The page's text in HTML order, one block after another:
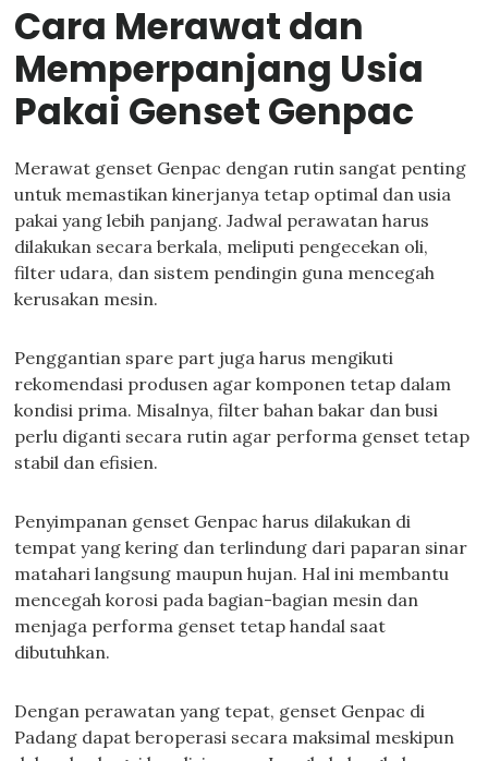
Cara Merawat dan
Memperpanjang Usia
Pakai Genset Genpac
Merawat genset Genpac dengan rutin sangat penting
untuk memastikan kinerjanya tetap optimal dan usia
pakai yang lebih panjang. Jadwal perawatan harus
dilakukan secara berkala, meliputi pengecekan oli,
filter udara, dan sistem pendingin guna mencegah
kerusakan mesin.
Penggantian spare part juga harus mengikuti
rekomendasi produsen agar komponen tetap dalam
kondisi prima. Misalnya, filter bahan bakar dan busi
perlu diganti secara rutin agar performa genset tetap
stabil dan efisien.
Penyimpanan genset Genpac harus dilakukan di
tempat yang kering dan terlindung dari paparan sinar
matahari langsung maupun hujan. Hal ini membantu
mencegah korosi pada bagian-bagian mesin dan
menjaga performa genset tetap handal saat
dibutuhkan.
Dengan perawatan yang tepat, genset Genpac di
Padang dapat beroperasi secara maksimal meskipun